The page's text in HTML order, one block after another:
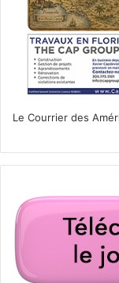
Le Courrier des